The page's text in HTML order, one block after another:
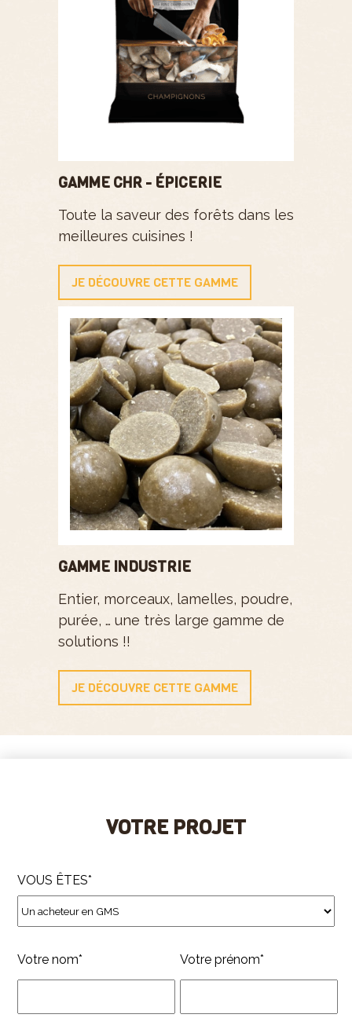
GAMME CHR - ÉPICERIE
Toute la saveur des forêts dans les
meilleures cuisines !
JE DÉCOUVRE CETTE GAMME
GAMME INDUSTRIE
Entier, morceaux, lamelles, poudre,
purée, … une très large gamme de
solutions !!
JE DÉCOUVRE CETTE GAMME
VOTRE PROJET
VOUS ÊTES*
Votre nom* Votre prénom*